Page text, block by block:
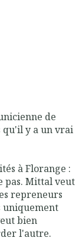
de
qu'il y a un vrai
à Florange :
pas. Mittal veut
repreneurs
uniquement
bien
l'autre.